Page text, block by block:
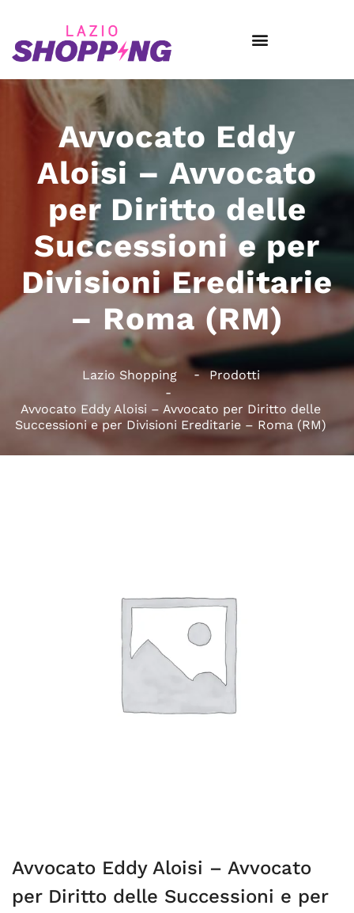
Avvocato Eddy
Aloisi – Avvocato
per Diritto delle
Successioni e per
Divisioni Ereditarie
– Roma (RM)
Lazio Shopping Prodotti
Avvocato Eddy Aloisi – Avvocato per Diritto delle
Successioni e per Divisioni Ereditarie – Roma (RM)
Avvocato Eddy Aloisi – Avvocato
per Diritto delle Successioni e per